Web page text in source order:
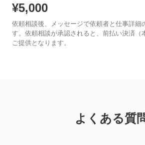
¥5,000
依頼相談後、メッセージで依頼者と仕事詳細
す。依頼相談が承認されると、前払い決済
ご提供となります。
よくある質